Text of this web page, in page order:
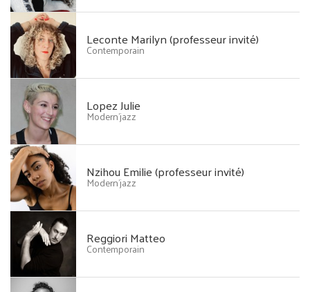
Leconte Marilyn (professeur invité)
Contemporain
Lopez Julie
Modern'jazz
Nzihou Emilie (professeur invité)
Modern'jazz
Reggiori Matteo
Contemporain